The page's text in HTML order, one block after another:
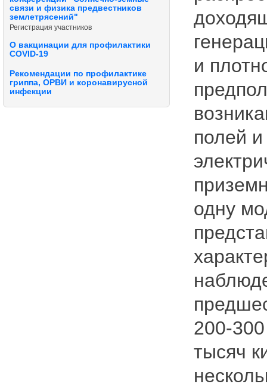
связи и физика предвестников
землетрясений"
Регистрация участников
О вакцинации для профилактики
COVID-19
Рекомендации по профилактике
гриппа, ОРВИ и коронавирусной
инфекции
и
полей
одну
200-
тысяч